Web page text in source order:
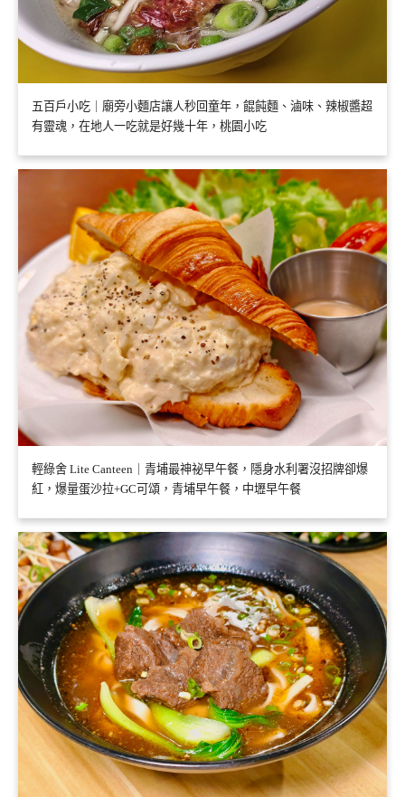
五百戶小吃｜廟旁小麵店讓人秒回童年，餛飩麵、滷味、辣椒醬超
有靈魂，在地人一吃就是好幾十年，桃園小吃
輕綠舍 Lite Canteen｜青埔最神祕早午餐，隱身水利署沒招牌卻爆
紅，爆量蛋沙拉+GC可頌，青埔早午餐，中壢早午餐